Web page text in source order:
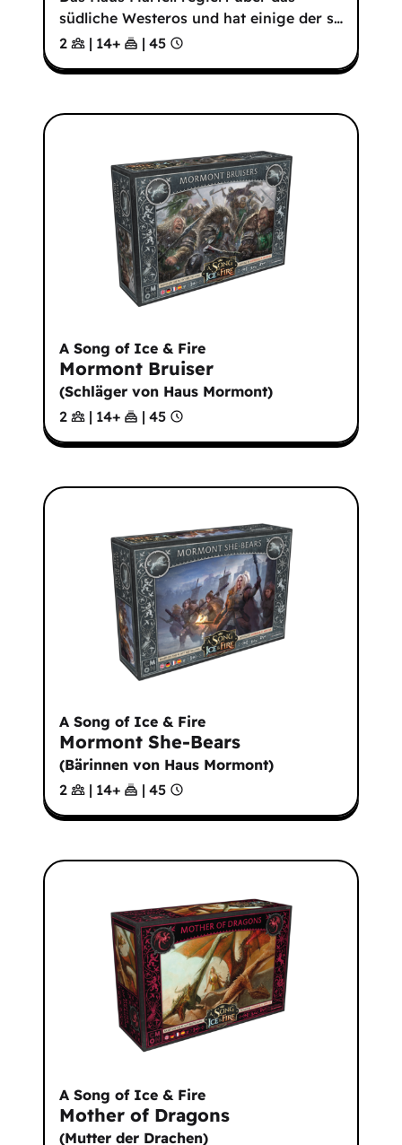
südliche Westeros und hat einige der s…
2
| 14+ | 45
A Song of Ice & Fire
Mormont Bruiser
(Schläger von Haus Mormont)
2
| 14+ | 45
A Song of Ice & Fire
Mormont She-Bears
(Bärinnen von Haus Mormont)
2
| 14+ | 45
A Song of Ice & Fire
Mother of Dragons
(Mutter der Drachen)